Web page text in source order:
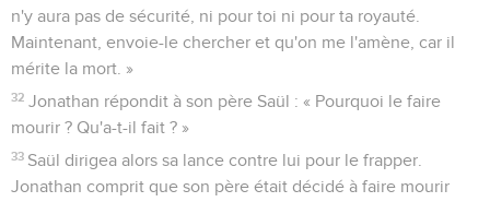
n'y aura pas de sécurité, ni pour toi ni pour ta royauté.
Maintenant, envoie-le chercher et qu'on me l'amène, car il
mérite la mort. »
32 Jonathan répondit à son père Saül : « Pourquoi le faire
mourir ? Qu'a-t-il fait ? »
33 Saül dirigea alors sa lance contre lui pour le frapper.
Jonathan comprit que son père était décidé à faire mourir